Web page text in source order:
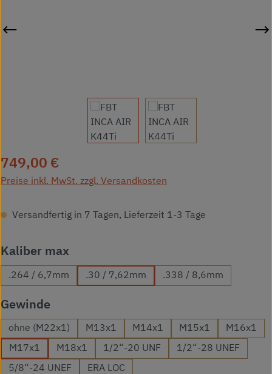
Regulärer Preis:
749,00 €
Preise inkl. MwSt. zzgl. Versandkosten
Versandfertig in 7 Tagen, Lieferzeit 1-3 Tage
Kaliber max
.264 / 6,7mm .30 / 7,62mm .338 / 8,6mm
Gewindeauswählen
ohne (M22x1) M13x1 M14x1 M15x1 M16x1
M17x1 M18x1 1/2“-20 UNF 1/2“-28 UNEF
5/8“-24 UNEF ERA LOC